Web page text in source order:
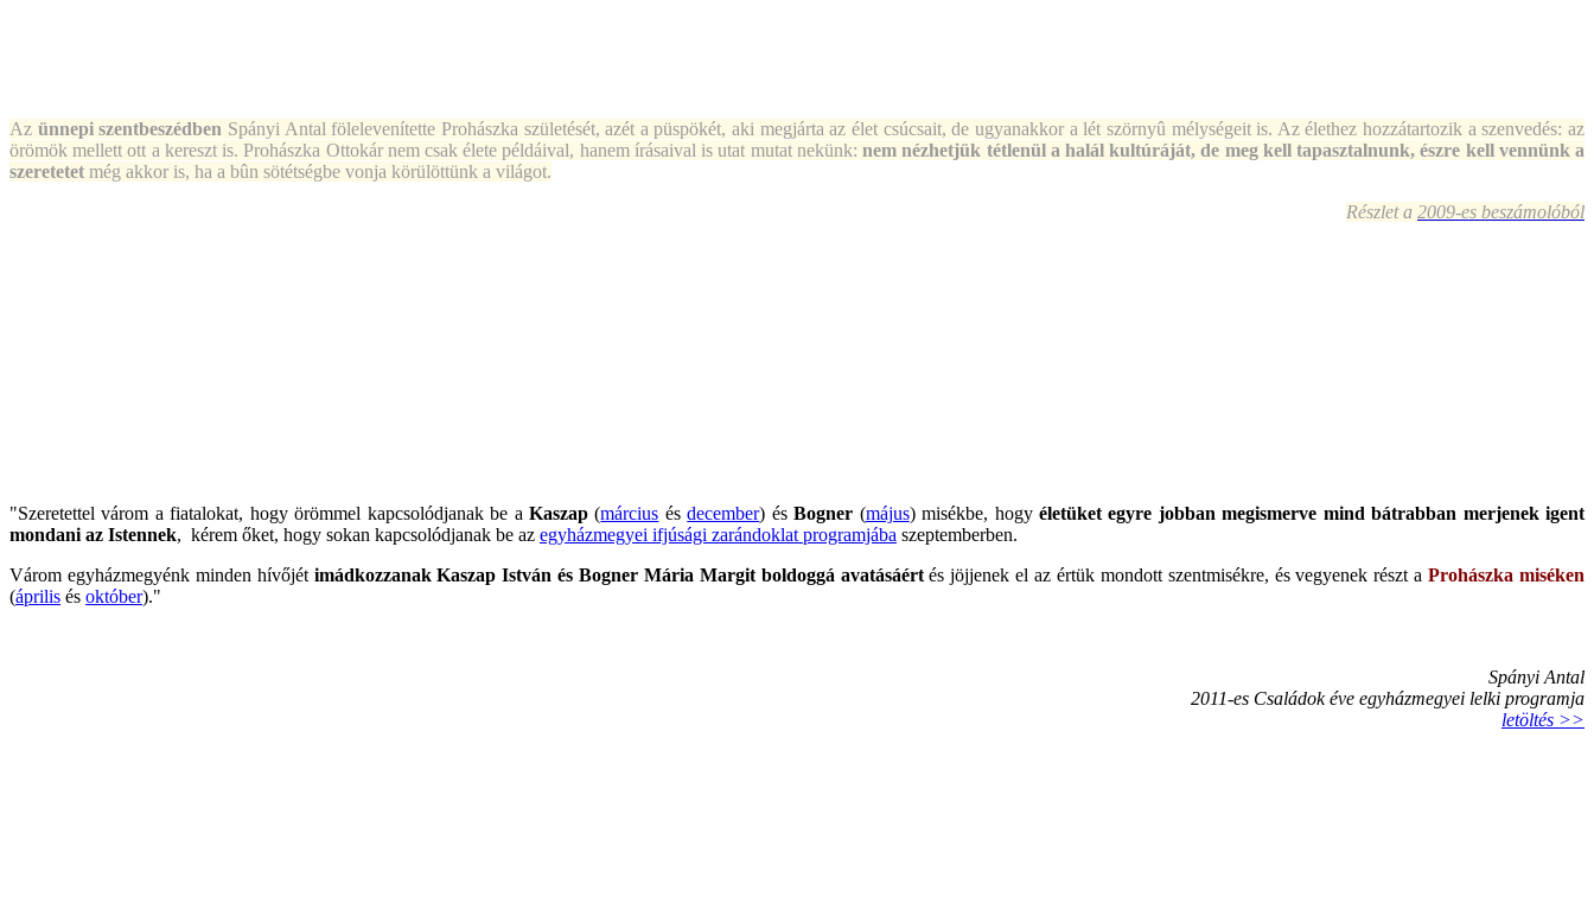
Az ünnepi szentbeszédben Spányi Antal fölelevenítette Prohászka születését, azét a püspökét, aki megjárta az élet csúcsait, de ugyanakkor a lét szörnyû mélységeit is. Az élethez hozzátartozik a szenvedés: az
örömök mellett ott a kereszt is. Prohászka Ottokár nem csak élete példáival, hanem írásaival is utat mutat nekünk:nem nézhetjük tétlenül a halál kultúráját, de meg kell tapasztalnunk, észre kell vennünk a
szeretetet még akkor is, ha a bûn sötétségbe vonja körülöttünk a világot.
Részlet a 2009-es beszámolóból
"Szeretettel várom a fiatalokat, hogy örömmel kapcsolódjanak be a Kaszap(március ésdecember) ésBogner (május) misékbe, hogy életüket egyre jobban megismerve mind bátrabban merjenek igent
mondani az Istennek, kérem őket, hogy sokan kapcsolódjanak be az egyházmegyei ifjúsági zarándoklat programjába szeptemberben.
Várom egyházmegyénk minden hívőjét imádkozzanak Kaszap István és Bogner Mária Margit boldoggá avatásáértés jöjjenek el az értük mondott szentmisékre, és vegyenek részt aProhászka miséken
(április és október)."
Spányi Antal
2011-es Családok éve egyházmegyei lelki programja
letöltés >>